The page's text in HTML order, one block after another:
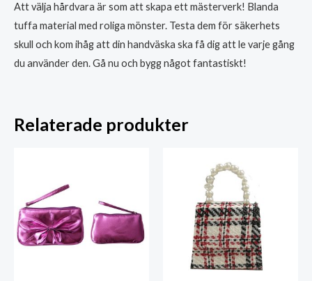
Att välja hårdvara är som att skapa ett mästerverk! Blanda
tuffa material med roliga mönster. Testa dem för säkerhets
skull och kom ihåg att din handväska ska få dig att le varje gång
du använder den. Gå nu och bygg något fantastiskt!
Relaterade produkter